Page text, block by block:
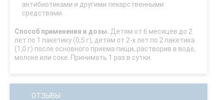
антибиотиками и другими лекарственными
средствами.
Способ применения и дозы. Детям от 6 месяцев до 2
лет по 1 пакетику (0,5 г), детям от 2-х лет по 2 пакетика
(1,0 г) после основного приема пищи, растворив в воде,
молоке или соке. Принимать 1 раз в сутки.
ОТЗЫВЫ